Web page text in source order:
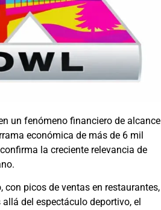
un fenómeno financiero de alcance
económica de más de 6 mil
la creciente relevancia de
picos de ventas en restaurantes,
del espectáculo deportivo, el